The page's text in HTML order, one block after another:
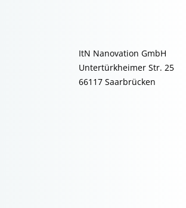
ItN Nanovation GmbH
Untertürkheimer Str. 25
66117 Saarbrücken